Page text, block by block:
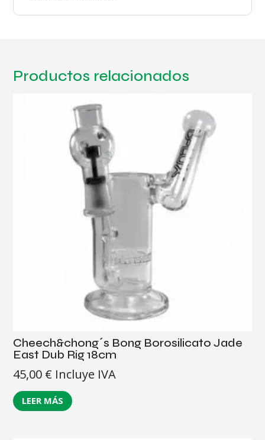
Productos relacionados
Cheech&chong´s Bong Borosilicato Jade
East Dub Rig 18cm
45,00 € Incluye IVA
LEER MÁS